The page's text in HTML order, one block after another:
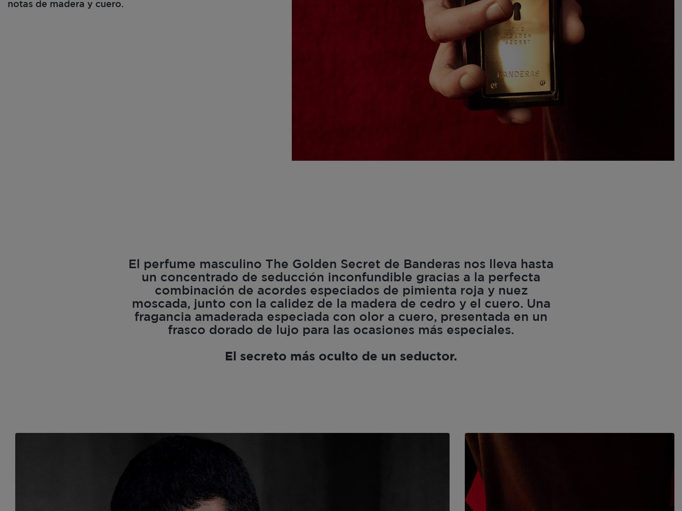
notas de madera y cuero.
El perfume masculino The Golden Secret de Banderas nos lleva hasta
un concentrado de seducción inconfundible gracias a la perfecta
combinación de acordes especiados de pimienta roja y nuez
moscada, junto con la calidez de la madera de cedro y el cuero. Una
fragancia amaderada especiada con olor a cuero, presentada en un
frasco dorado de lujo para las ocasiones más especiales.
El secreto más oculto de un seductor.